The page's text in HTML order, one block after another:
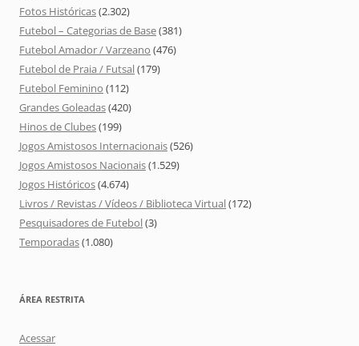
Fotos Históricas(2.302)
Futebol – Categorias de Base(381)
Futebol Amador / Varzeano (476)
Futebol de Praia / Futsal(179)
Futebol Feminino (112)
Grandes Goleadas(420)
Hinos de Clubes(199)
Jogos Amistosos Internacionais(526)
Jogos Amistosos Nacionais(1.529)
Jogos Históricos(4.674)
Livros / Revistas / Vídeos / Biblioteca Virtual(172)
Pesquisadores de Futebol(3)
Temporadas(1.080)
ÁREA RESTRITA
Acessar